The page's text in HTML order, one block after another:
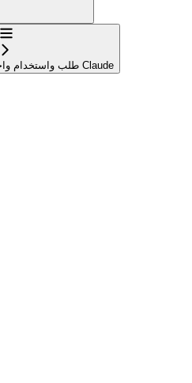
طلب واستخدام واجهة برمجة تطبيقات إكمال الدردشة Claude